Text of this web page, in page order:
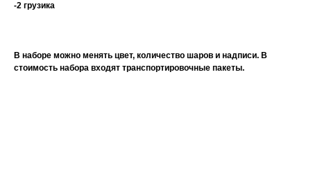
-2 грузика
В наборе можно менять цвет, количество шаров и надписи. В
стоимость набора входят транспортировочные пакеты.